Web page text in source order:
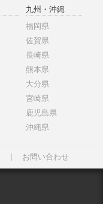
九州・沖縄
福岡県
佐賀県
長崎県
熊本県
大分県
宮崎県
鹿児島県
沖縄県
お問い合わせ